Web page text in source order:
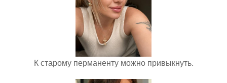
К старому перманенту можно привыкнуть.